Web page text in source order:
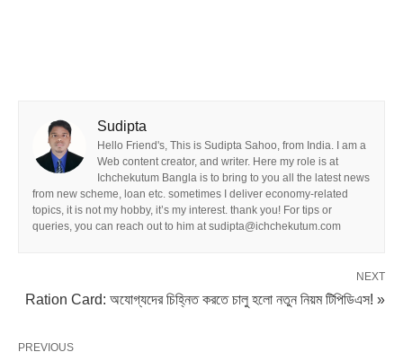
Sudipta
Hello Friend's, This is Sudipta Sahoo, from India. I am a
Web content creator, and writer. Here my role is at
Ichchekutum Bangla is to bring to you all the latest news
from new scheme, loan etc. sometimes I deliver economy-related
topics, it is not my hobby, it’s my interest. thank you! For tips or
queries, you can reach out to him at sudipta@ichchekutum.com
NEXT
Ration Card: অযোগ্যদের চিহ্নিত করতে চালু হলো নতুন নিয়ম টিপিডিএস! »
PREVIOUS